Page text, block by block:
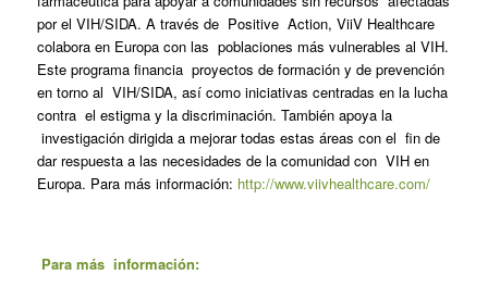
por el VIH/SIDA. A través de Positive Action, ViiV Healthcare
colabora en Europa con las poblaciones más vulnerables al VIH.
Este programa financia proyectos de formación y de prevención
en torno al VIH/SIDA, así como iniciativas centradas en la lucha
contra el estigma y la discriminación. También apoya la
investigación dirigida a mejorar todas estas áreas con el fin de
dar respuesta a las necesidades de la comunidad con VIH en
Europa. Para más información: http://www.viivhealthcare.com/
Para más información: